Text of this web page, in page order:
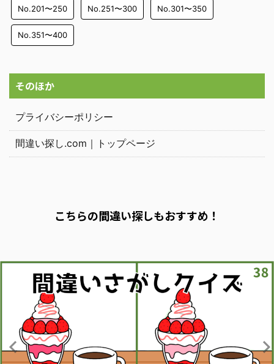
No.201〜250 No.251〜300 No.301〜350
No.351〜400
そのほか
プライバシーポリシー
間違い探し.com｜トップページ
こちらの間違い探しもおすすめ！